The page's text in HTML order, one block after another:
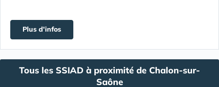
Plus d'infos
Tous les SSIAD à proximité de Chalon-sur-
Saône